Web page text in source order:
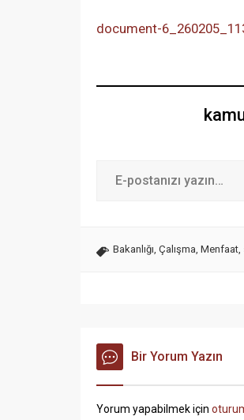
document-
Bakanlığı, Çalışma, Menfaat,
Bir Yorum Yazın
Yorum yapabilmek için